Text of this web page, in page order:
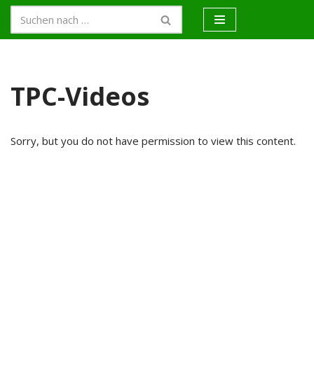
Zum
TPC-Videos
Sorry, but you do not have permission to view this content.